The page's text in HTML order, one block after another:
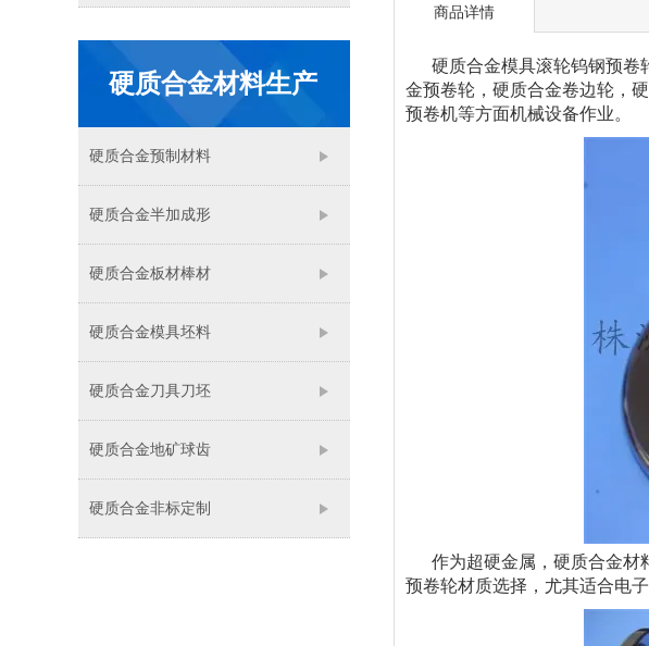
硬质合金材料生产
硬质合金预制材料
硬质合金半加成形
硬质合金板材棒材
硬质合金模具坯料
硬质合金刀具刀坯
硬质合金地矿球齿
硬质合金非标定制
商品详情
硬质合金模具滚轮钨钢预卷
金预卷轮，硬质合金卷边轮，
预卷机等方面机械设备作业。
作为超硬金属，硬质合金材
预卷轮材质选择，尤其适合电